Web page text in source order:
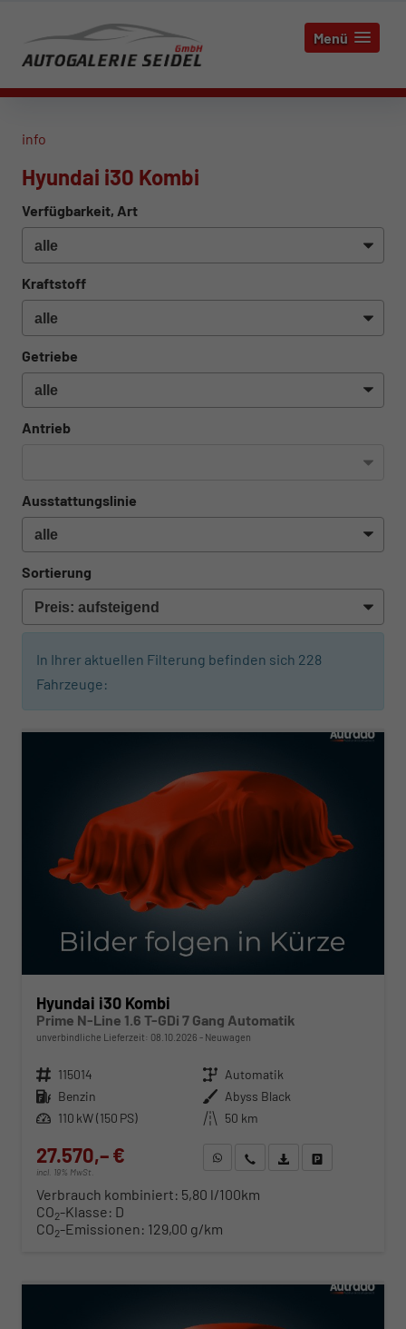
Menü
info
Hyundai i30 Kombi
Verfügbarkeit, Art
Kraftstoff
Getriebe
Antrieb
Ausstattungslinie
Sortierung
In Ihrer aktuellen Filterung befinden sich 228
Fahrzeuge:
ab 280,– € mtl.
Hyundai i30 Kombi
Prime N-Line 1.6 T-GDi 7 Gang Automatik
unverbindliche Lieferzeit: 08.10.2026 Neuwagen
Fahrzeugnr. 115014 Getriebe Automatik
Kraftstoff Benzin Außenfarbe Abyss Black
Leistung 110 kW (150 PS) Kilometerstand 50 km
27.570,– €
incl. 19% MwSt.
WhatsApp anfragen
Wir rufen Sie anFahrzeugexposé (PDF)
Verbrauch kombiniert: 5,80 l/100km
CO2-Klasse: D
CO2-Emissionen: 129,00 g/km